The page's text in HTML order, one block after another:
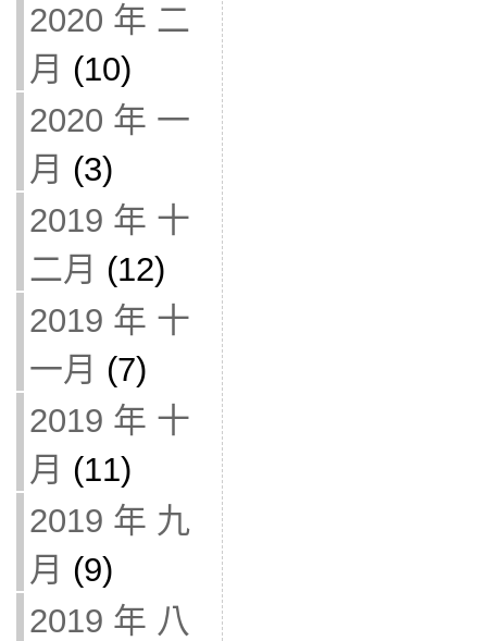
2020 年 二
月 (10)
2020 年 一
月 (3)
2019 年 十
二月 (12)
2019 年 十
一月 (7)
2019 年 十
月 (11)
2019 年 九
月 (9)
2019 年 八